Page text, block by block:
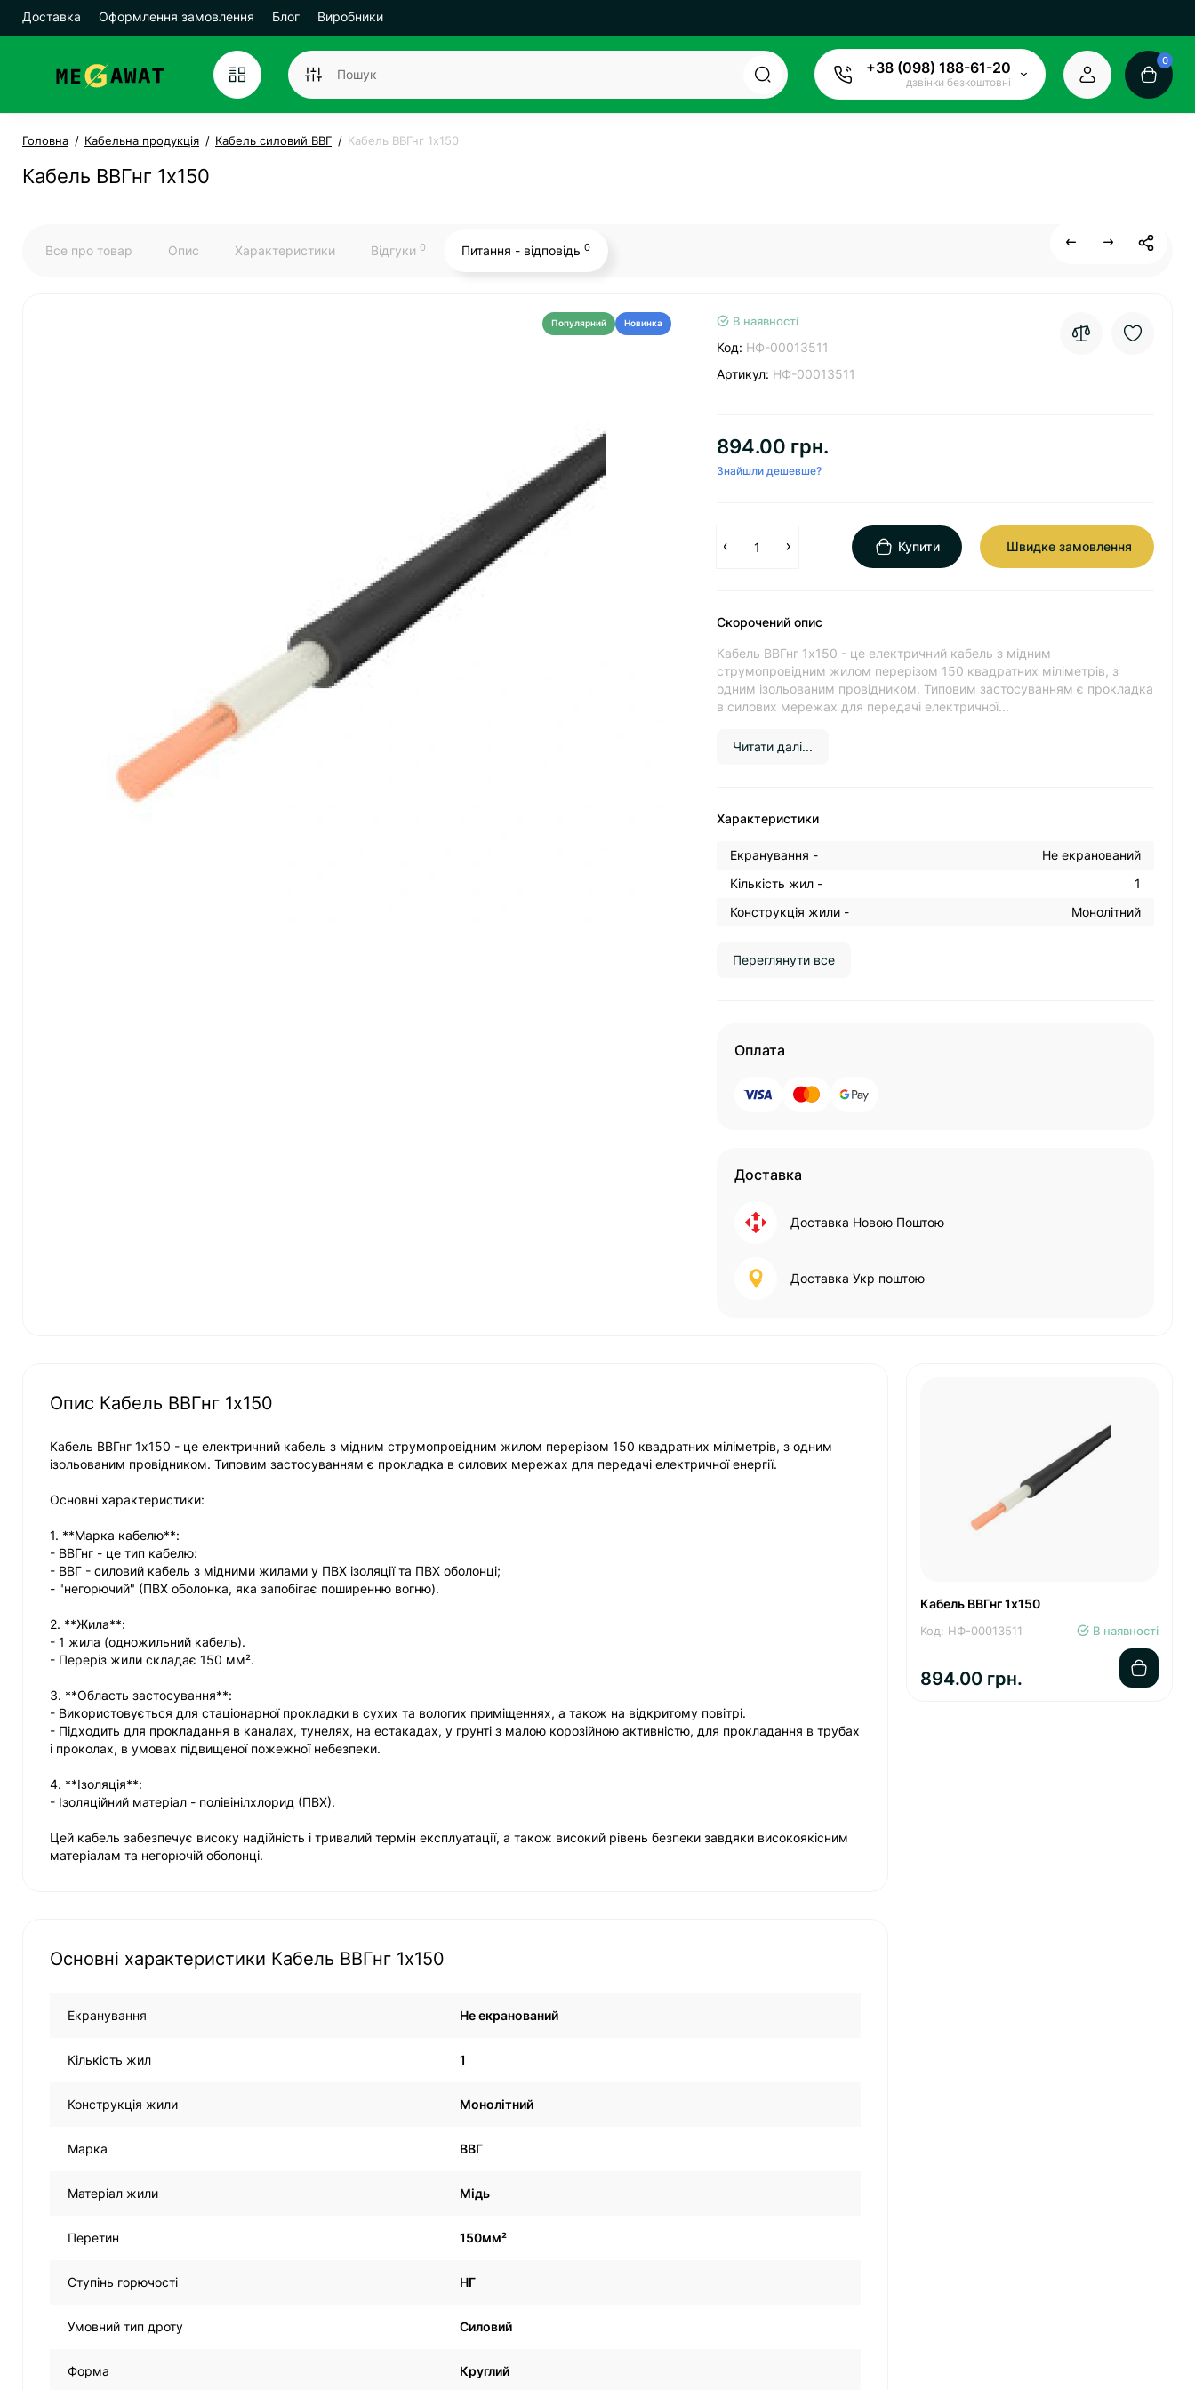
Доставка Оформлення замовлення Блог Виробники
+38 (098) 188-61-20
дзвінки безкоштовні
0
Головна Кабельна продукція Кабель силовий ВВГ Кабель ВВГнг 1х150
Кабель ВВГнг 1х150
Все про товар Опис Характеристики Відгуки 0 Питання - відповідь 0
Популярний Новинка В наявності
Код: НФ-00013511
Артикул: НФ-00013511
894.00 грн.
Знайшли дешевше?
Купити Швидке замовлення
Скорочений опис
Кабель ВВГнг 1х150 - це електричний кабель з мідним
струмопровідним жилом перерізом 150 квадратних міліметрів, з
одним ізольованим провідником. Типовим застосуванням є прокладка
в силових мережах для передачі електричної...
Читати далі...
Характеристики
Екранування -
Не екранований
Кількість жил -
1
Конструкція жили -
Монолітний
Переглянути все
Оплата
Доставка
Доставка Новою Поштою
Доставка Укр поштою
Опис Кабель ВВГнг 1х150
Кабель ВВГнг 1х150 - це електричний кабель з мідним струмопровідним жилом перерізом 150 квадратних міліметрів, з одним
ізольованим провідником. Типовим застосуванням є прокладка в силових мережах для передачі електричної енергії.
Основні характеристики:
1. **Марка кабелю**:
- ВВГнг - це тип кабелю:
- ВВГ - силовий кабель з мідними жилами у ПВХ ізоляції та ПВХ оболонці;
- "негорючий" (ПВХ оболонка, яка запобігає поширенню вогню).
2. **Жила**:
- 1 жила (одножильний кабель).
- Переріз жили складає 150 мм².
3. **Область застосування**:
- Використовується для стаціонарної прокладки в сухих та вологих приміщеннях, а також на відкритому повітрі.
- Підходить для прокладання в каналах, тунелях, на естакадах, у грунті з малою корозійною активністю, для прокладання в трубах
і проколах, в умовах підвищеної пожежної небезпеки.
4. **Ізоляція**:
- Ізоляційний матеріал - полівінілхлорид (ПВХ).
Цей кабель забезпечує високу надійність і тривалий термін експлуатації, а також високий рівень безпеки завдяки високоякісним
матеріалам та негорючій оболонці.
Основні характеристики Кабель ВВГнг 1х150
Екранування Не екранований
Кількість жил 1
Конструкція жили Монолітний
Марка ВВГ
Матеріал жили Мідь
Перетин 150мм²
Ступінь горючості НГ
Умовний тип дроту Силовий
Форма Круглий
Кабель ВВГнг 1х150
Код: НФ-00013511 В наявності
894.00 грн.